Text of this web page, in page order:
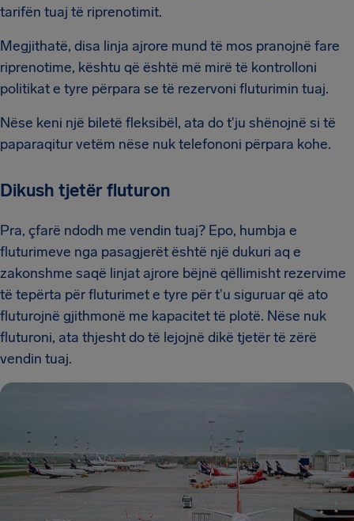
tarifën tuaj të riprenotimit.
Megjithatë, disa linja ajrore mund të mos pranojnë fare
riprenotime, kështu që është më mirë të kontrolloni
politikat e tyre përpara se të rezervoni fluturimin tuaj.
Nëse keni një biletë fleksibël, ata do t'ju shënojnë si të
paparaqitur vetëm nëse nuk telefononi përpara kohe.
Dikush tjetër fluturon
Pra, çfarë ndodh me vendin tuaj? Epo, humbja e
fluturimeve nga pasagjerët është një dukuri aq e
zakonshme saqë linjat ajrore bëjnë qëllimisht rezervime
të tepërta për fluturimet e tyre për t'u siguruar që ato
fluturojnë gjithmonë me kapacitet të plotë. Nëse nuk
fluturoni, ata thjesht do të lejojnë dikë tjetër të zërë
vendin tuaj.